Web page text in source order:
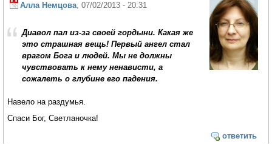
Алла Немцова, 07/02/2013 - 20:31
Диавол пал из-за своей гордыни. Какая же
это страшная вещь! Первый ангел стал
врагом Бога и людей. Мы не должны
чувствовать к нему ненависти, а
сожалеть о глубине его падения.
Навело на раздумья.
Спаси Бог, Светланочка!
ответить